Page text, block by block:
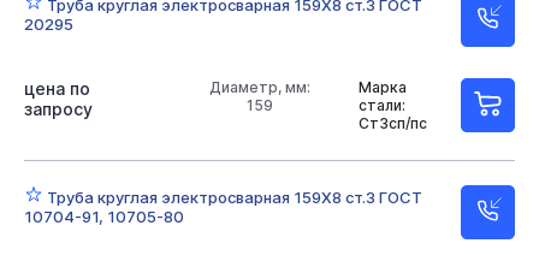
57х3 76х3 76х3,5
159 ОЦ
219х8
Труба круглая электросварная 159Х8 ст.3 ГОСТ
20295
Марка
стали:
Ст3сп/пс
Диаметр, мм:
159
цена по
запросу
Труба круглая электросварная 159Х8 ст.3 ГОСТ
10704-91, 10705-80